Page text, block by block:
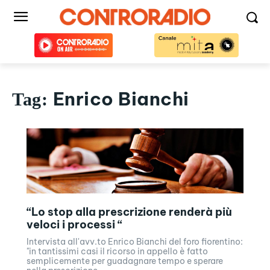
Tag: Enrico Bianchi
“Lo stop alla prescrizione renderà più
veloci i processi “
Intervista all'avv.to Enrico Bianchi del foro fiorentino:
"in tantissimi casi il ricorso in appello è fatto
semplicemente per guadagnare tempo e sperare